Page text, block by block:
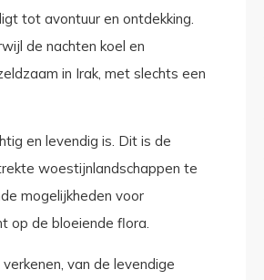
tot avontuur en ontdekking.
de nachten koel en
in Irak, met slechts een
en levendig is. Dit is de
woestijnlandschappen te
mogelijkheden voor
op de bloeiende flora.
van de levendige